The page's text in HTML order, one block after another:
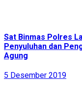
Sat Binmas Polres
Penyuluhan dan
Agung
5 Desember 2019